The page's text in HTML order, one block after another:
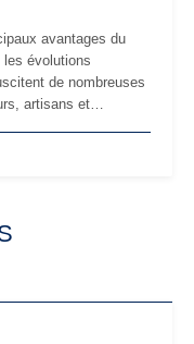
avantages du
les évolutions
de nombreuses
artisans et
: les règles